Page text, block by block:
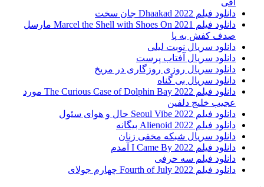
دانلود فیلم Dhaakad 2022 جان سخت
دانلود فیلم Marcel the Shell with Shoes On 2021 مارسل
صدف کفش به پا
دانلود سریال نوبت لیلی
دانلود سریال آفتاب پرست
دانلود سریال روزی روزگاری در مریخ
دانلود سریال بی گناه
دانلود فیلم The Curious Case of Dolphin Bay 2022 مورد
عجیب خلیج دلفین
دانلود فیلم Seoul Vibe 2022 حال و هوای سئول
دانلود فیلم Alienoid 2022 بیگانه
دانلود سریال شبکه مخفی زنان
دانلود فیلم I Came By 2022 آمدم
دانلود فیلم سه حرفی
دانلود فیلم Fourth of July 2022 چهارم جولای